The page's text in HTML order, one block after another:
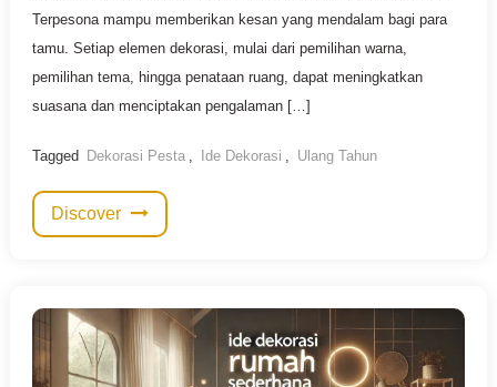
Terpesona mampu memberikan kesan yang mendalam bagi para
tamu. Setiap elemen dekorasi, mulai dari pemilihan warna,
pemilihan tema, hingga penataan ruang, dapat meningkatkan
suasana dan menciptakan pengalaman […]
Tagged Dekorasi Pesta Ide Dekorasi Ulang Tahun
Discover